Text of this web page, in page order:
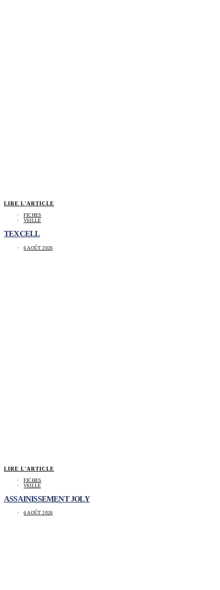
LIRE L'ARTICLE
FICHES
VEILLE
TEXCELL
6 AOÛT 2026
LIRE L'ARTICLE
FICHES
VEILLE
ASSAINISSEMENT JOLY
6 AOÛT 2026